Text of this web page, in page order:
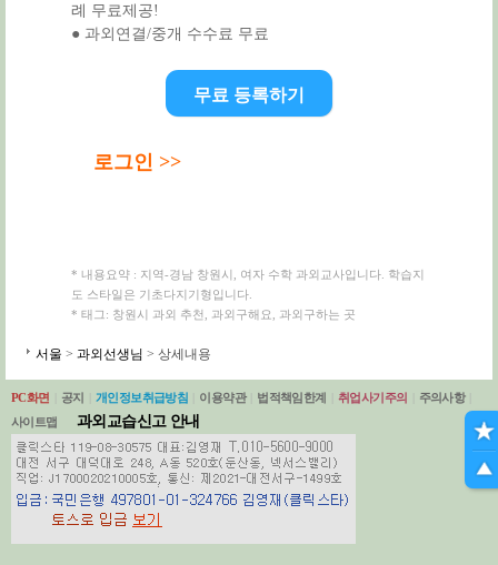
례 무료제공!
● 과외연결/중개 수수료 무료
무료 등록하기
로그인 >>
* 내용요약 : 지역-경남 창원시, 여자 수학 과외교사입니다. 학습지
도 스타일은 기초다지기형입니다.
* 태그: 창원시 과외 추천, 과외구해요, 과외구하는 곳
서울 > 과외선생님 > 상세내용
PC화면 공지 개인정보취급방침 이용약관 법적책임한계 취업사기주의 주의사항
사이트맵
과외교습신고 안내